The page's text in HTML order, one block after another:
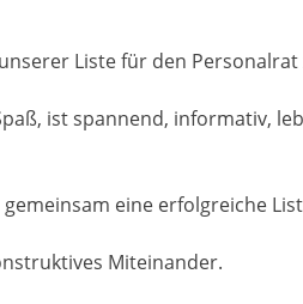
Liste für den Personalrat
ist spannend, informativ,
eine erfolgreiche
Miteinander.